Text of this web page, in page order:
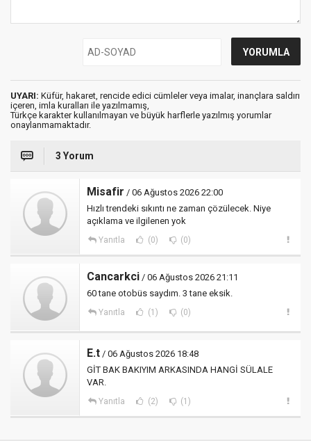
UYARI: Küfür, hakaret, rencide edici cümleler veya imalar, inançlara saldırı
içeren, imla kuralları ile yazılmamış,
Türkçe karakter kullanılmayan ve büyük harflerle yazılmış yorumlar
onaylanmamaktadır.
3 Yorum
Misafir / 06 Ağustos 2026 22:00
Hızlı trendeki sıkıntı ne zaman çözülecek. Niye
açıklama ve ilgilenen yok
Yanıtla (0) (0)
Cancarkci / 06 Ağustos 2026 21:11
60 tane otobüs saydım. 3 tane eksik.
Yanıtla (1) (0)
E.t / 06 Ağustos 2026 18:48
GİT BAK BAKIYIM ARKASINDA HANGİ SÜLALE
VAR.
Yanıtla (2) (1)